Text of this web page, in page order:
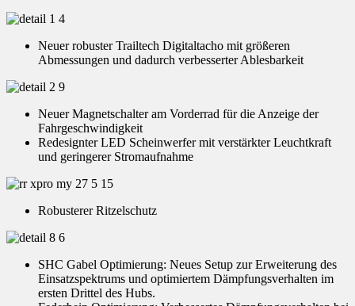
Neuer robuster Trailtech Digitaltacho mit größeren
Abmessungen und dadurch verbesserter Ablesbarkeit
Neuer Magnetschalter am Vorderrad für die Anzeige der
Fahrgeschwindigkeit
Redesignter LED Scheinwerfer mit verstärkter Leuchtkraft
und geringerer Stromaufnahme
Robusterer Ritzelschutz
SHC Gabel Optimierung: Neues Setup zur Erweiterung des
Einsatzspektrums und optimiertem Dämpfungsverhalten im
ersten Drittel des Hubs.